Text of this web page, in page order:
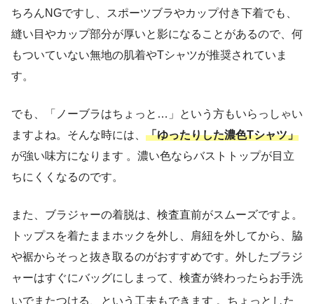
ちろんNGですし、スポーツブラやカップ付き下着でも、
縫い目やカップ部分が厚いと影になることがあるので、何
もついていない無地の肌着やTシャツが推奨されていま
す。
でも、「ノーブラはちょっと…」という方もいらっしゃい
ますよね。そんな時には、 「ゆったりした濃色Tシャツ」
が強い味方になります 。濃い色ならバストトップが目立
ちにくくなるのです。
また、ブラジャーの着脱は、検査直前がスムーズですよ。
トップスを着たままホックを外し、肩紐を外してから、脇
や裾からそっと抜き取るのがおすすめです。外したブラジ
ャーはすぐにバッグにしまって、検査が終わったらお手洗
いでまたつける、という工夫もできます 。ちょっとした